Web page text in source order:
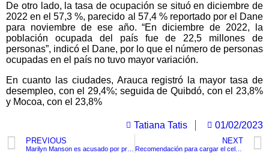
De otro lado, la tasa de ocupación se situó en diciembre de
2022 en el 57,3 %, parecido al 57,4 % reportado por el Dane
para noviembre de ese año. “En diciembre de 2022, la
población ocupada del país fue de 22,5 millones de
personas”, indicó el Dane, por lo que el número de personas
ocupadas en el país no tuvo mayor variación.
En cuanto las ciudades, Arauca registró la mayor tasa de
desempleo, con el 29,4%; seguida de Quibdó, con el 23,8%
y Mocoa, con el 23,8%
Tatiana Tatis 01/02/2023
PREVIOUS NEXT
Recomendación para cargar el celular y alargar la vida útil de la batería